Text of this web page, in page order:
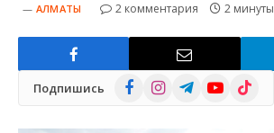
АЛМАТЫ 2 комментария 2 минуты
Подпишись FacebookInstagramTelegramYouTube
TikTok